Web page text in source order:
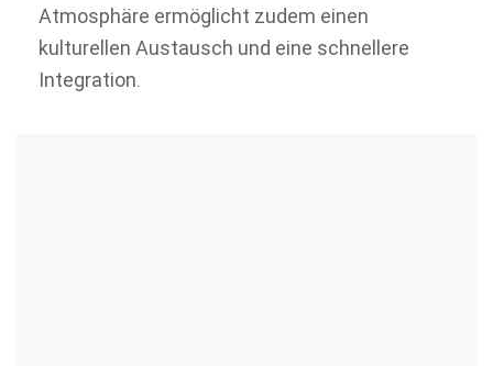
Atmosphäre ermöglicht zudem einen
kulturellen Austausch und eine schnellere
Integration.